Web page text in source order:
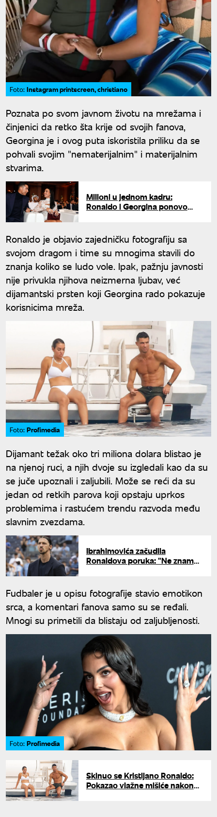
Foto: Instagram printscreen, christiano
Poznata po svom javnom životu na mrežama i
činjenici da retko šta krije od svojih fanova,
Georgina je i ovog puta iskoristila priliku da se
pohvali svojim "nematerijalnim" i materijalnim
stvarima.
Milioni u jednom kadru:
Ronaldo i Georgina ponovo
Ronaldo je objavio zajedničku fotografiju sa
svojom dragom i time su mnogima stavili do
znanja koliko se ludo vole. Ipak, pažnju javnosti
nije privukla njihova neizmerna ljubav, već
dijamantski prsten koji Georgina rado pokazuje
korisnicima mreža.
Foto: Profimedia
Dijamant težak oko tri miliona dolara blistao je
na njenoj ruci, a njih dvoje su izgledali kao da su
se juče upoznali i zaljubili. Može se reći da su
jedan od retkih parova koji opstaju uprkos
problemima i rastućem trendu razvoda među
slavnim zvezdama.
Ibrahimovića začudila
Ronaldova poruka: "Ne znam
Fudbaler je u opisu fotografije stavio emotikon
srca, a komentari fanova samo su se ređali.
Mnogi su primetili da blistaju od zaljubljenosti.
Foto: Profimedia
Skinuo se Kristijano Ronaldo:
Pokazao vlažne mišiće nakon